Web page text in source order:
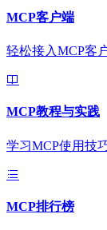
MCP客户端
轻松接入MCP客
MCP教程与实践
学习MCP使用技
MCP排行榜